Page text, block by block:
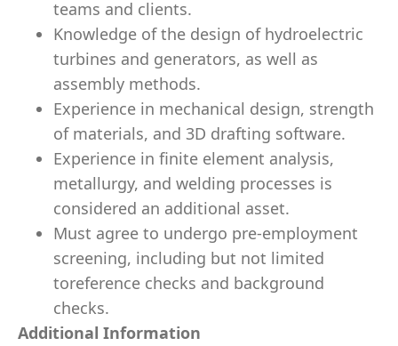
teams and clients.
Knowledge of the design of hydroelectric
turbines and generators, as well as
assembly methods.
Experience in mechanical design, strength
of materials, and 3D drafting software.
Experience in finite element analysis,
metallurgy, and welding processes is
considered an additional asset.
Must agree to undergo pre-employment
screening, including but not limited
toreference checks and background
checks.
Additional Information